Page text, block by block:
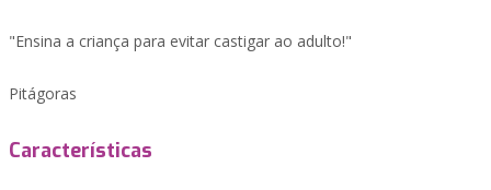
"Ensina a criança para evitar castigar ao adulto!"
Pitágoras
Características